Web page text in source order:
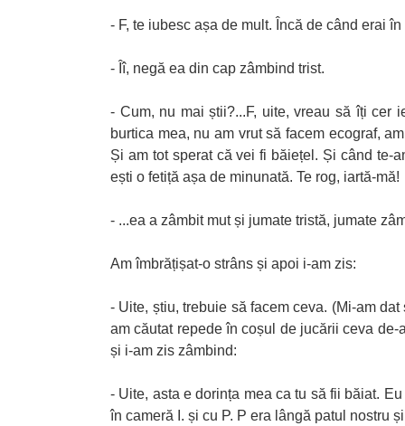
- F, te iubesc așa de mult. Încă de când erai
- Îî, negă ea din cap zâmbind trist.
- Cum, nu mai știi?...F, uite, vreau să îți cer
burtica mea, nu am vrut să facem ecograf,
Și am tot sperat că vei fi băiețel. Și când te-
ești o fetiță așa de minunată. Te rog, iartă-mă!
- ...ea a zâmbit mut și jumate tristă, jumate
Am îmbrățișat-o strâns și apoi i-am zis:
- Uite, știu, trebuie să facem ceva. (Mi-am
am căutat repede în coșul de jucării ceva
și i-am zis zâmbind:
- Uite, asta e dorința mea ca tu să fii băiat.
în cameră I. și cu P. P era lângă patul nostru